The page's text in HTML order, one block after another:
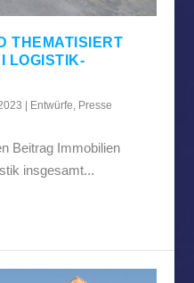
THEMATISIERT
LOGISTIK-
Entwürfe, Presse
Beitrag Immobilien
insgesamt...